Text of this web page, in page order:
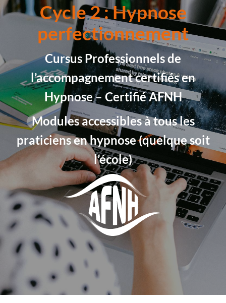
Cycle 2 : Hypnose
perfectionnement
Cursus Professionnels de
l’accompagnement certifiés en
Hypnose – Certifié AFNH
Modules accessibles à tous les
praticiens en hypnose (quelque soit
l’école)